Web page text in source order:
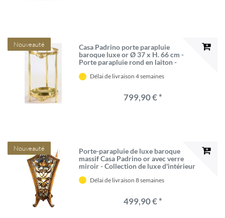
Nouveauté
Casa Padrino porte parapluie
baroque luxe or Ø 37 x H. 66 cm -
Porte parapluie rond en laiton -
Restaurants
Délai de livraison 4 semaines
799,90 € *
Nouveauté
Porte-parapluie de luxe baroque
massif Casa Padrino or avec verre
miroir - Collection de luxe d'intérieur
Délai de livraison 8 semaines
499,90 € *